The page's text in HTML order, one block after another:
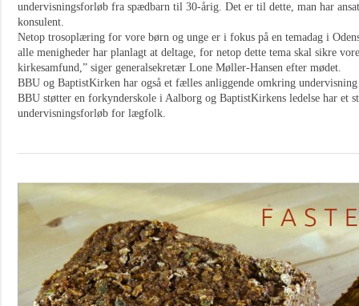
undervisningsforløb fra spædbarn til 30-årig. Det er til dette, man har
konsulent.
Netop trosoplæring for vore børn og unge er i fokus på en temadag i
alle menigheder har planlagt at deltage, for netop dette tema skal sikre
kirkesamfund,” siger generalsekretær Lone Møller-Hansen efter mødet.
BBU og BaptistKirken har også et fælles anliggende omkring
BBU støtter en forkynderskole i Aalborg og BaptistKirkens ledelse har et
undervisningsforløb for lægfolk.